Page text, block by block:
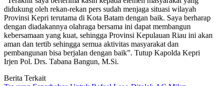
didukung oleh rekan-rekan pers sudah menjaga situasi wilayah
Provinsi Kepri terutama di Kota Batam dengan baik. Saya berharap
dengan diadakannya olahraga bersama ini dapat membangun
kebersamaan yang kuat, sehingga Provinsi Kepulauan Riau ini akan
aman dan tertib sehingga semua aktivitas masyarakat dan
pembangunan bisa berjalan dengan baik”. Tutup Kapolda Kepri
Irjen Pol. Drs. Tabana Bangun, M.Si.
Berita Terkait